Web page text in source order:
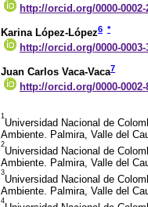
http://orcid.org/0000-0002-
Karina López-López6 *
http://orcid.org/0000-0003-
Juan Carlos Vaca-Vaca7
http://orcid.org/0000-0002-
1
Universidad Nacional de
Ambiente. Palmira, Valle del
2
Universidad Nacional de
Ambiente. Palmira, Valle del
3
Universidad Nacional de
Ambiente. Palmira, Valle del
4